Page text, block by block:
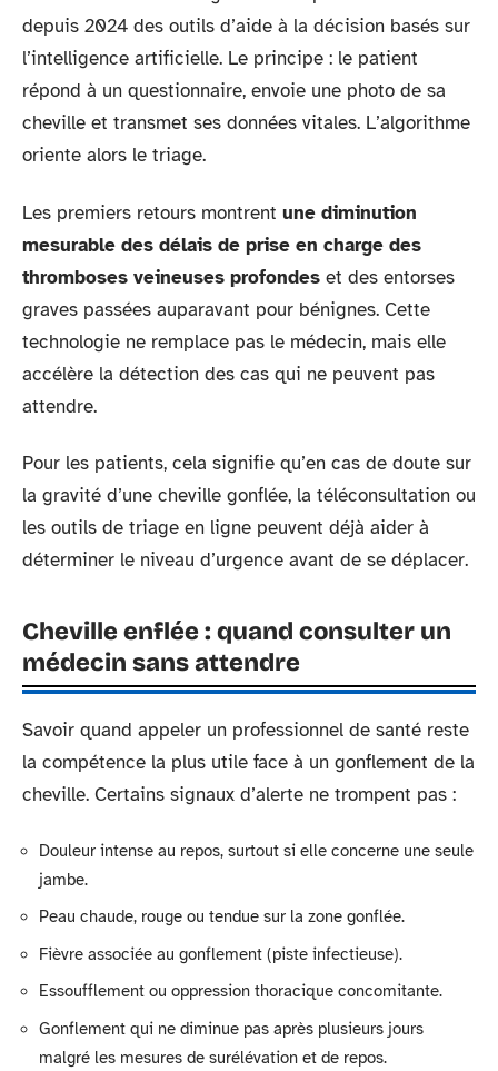
depuis 2024 des outils d’aide à la décision basés sur
l’intelligence artificielle. Le principe : le patient
répond à un questionnaire, envoie une photo de sa
cheville et transmet ses données vitales. L’algorithme
oriente alors le triage.
Les premiers retours montrent une diminution
mesurable des délais de prise en charge des
thromboses veineuses profondes et des entorses
graves passées auparavant pour bénignes. Cette
technologie ne remplace pas le médecin, mais elle
accélère la détection des cas qui ne peuvent pas
attendre.
Pour les patients, cela signifie qu’en cas de doute sur
la gravité d’une cheville gonflée, la téléconsultation ou
les outils de triage en ligne peuvent déjà aider à
déterminer le niveau d’urgence avant de se déplacer.
Cheville enflée : quand consulter un
médecin sans attendre
Savoir quand appeler un professionnel de santé reste
la compétence la plus utile face à un gonflement de la
cheville. Certains signaux d’alerte ne trompent pas :
Douleur intense au repos, surtout si elle concerne une seule
jambe.
Peau chaude, rouge ou tendue sur la zone gonflée.
Fièvre associée au gonflement (piste infectieuse).
Essoufflement ou oppression thoracique concomitante.
Gonflement qui ne diminue pas après plusieurs jours
malgré les mesures de surélévation et de repos.